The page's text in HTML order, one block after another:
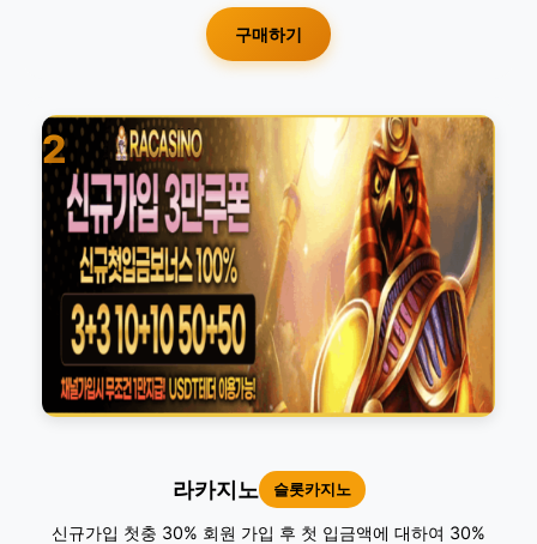
구매하기
2
라카지노 슬롯카지노
신규가입 첫충 30% 회원 가입 후 첫 입금액에 대하여 30%